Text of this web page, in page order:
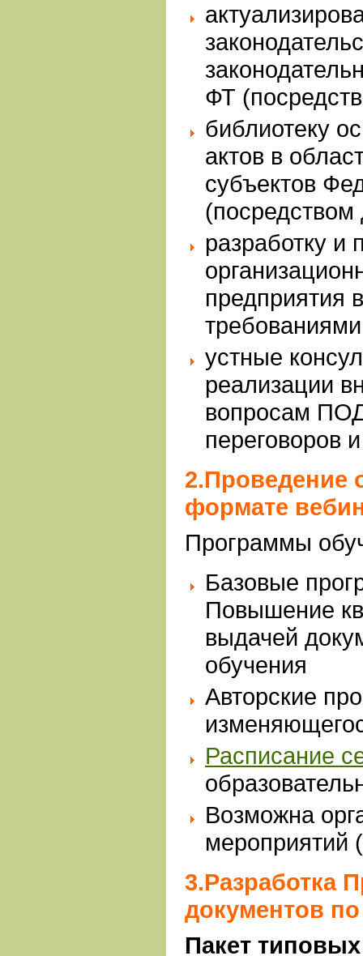
ФТ
библиотеку
актов в
субъектов
(посредством
разработку и
предприятия
устные
реализации
вопросам
переговоров
2.Проведение
формате
Программы
Базовые
Повышение
выдачей
обучения
Авторские
Расписание
Возможна
мероприятий
3.Разработка
документов
Пакет